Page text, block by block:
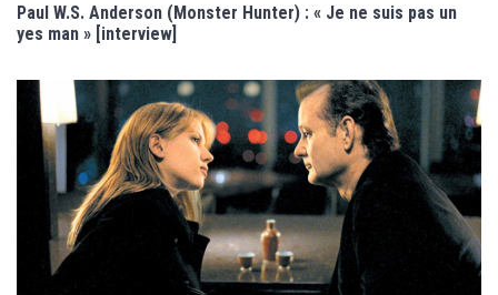
Paul W.S. Anderson (Monster Hunter) : « Je ne suis pas un
yes man » [interview]